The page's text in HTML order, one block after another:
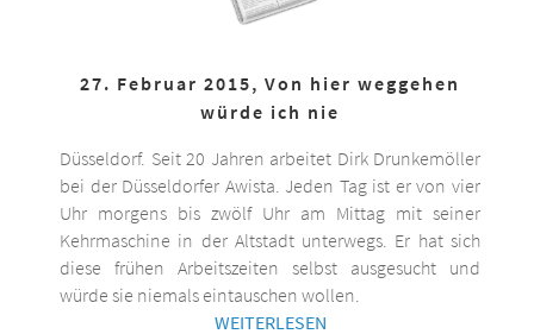
27. Februar 2015, Von hier weggehen
würde ich nie
Düsseldorf. Seit 20 Jahren arbeitet Dirk Drunkemöller
bei der Düsseldorfer Awista. Jeden Tag ist er von vier
Uhr morgens bis zwölf Uhr am Mittag mit seiner
Kehrmaschine in der Altstadt unterwegs. Er hat sich
diese frühen Arbeitszeiten selbst ausgesucht und
würde sie niemals eintauschen wollen.
WEITERLESEN